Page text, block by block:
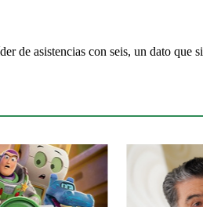
de asistencias con seis, un dato que